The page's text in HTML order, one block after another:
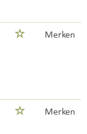
Merken
Merken